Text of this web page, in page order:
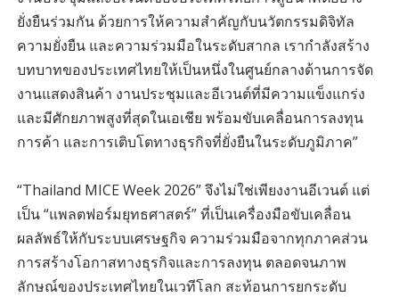
ยั่งยืนร่วมกัน ด้วยการให้ความสำคัญกับนวัตกรรมดิจิทัล
ความยั่งยืน และความร่วมมือในระดับสากล เรากำลังสร้าง
บทบาทของประเทศไทยให้เป็นหนึ่งในศูนย์กลางด้านการจัด
งานแสดงสินค้า งานประชุมและอีเวนต์ที่มีความแข็งแกร่ง
และมีศักยภาพสูงที่สุดในเอเชีย พร้อมขับเคลื่อนการลงทุน
การค้า และการเติบโตทางธุรกิจที่ยั่งยืนในระดับภูมิภาค”
“Thailand MICE Week 2026” จึงไม่ใช่เพียงงานอีเวนต์ แต่
เป็น “แพลตฟอร์มยุทธศาสตร์” ที่เป็นเครื่องมือขับเคลื่อน
ผลลัพธ์ให้กับระบบเศรษฐกิจ ความร่วมมือจากทุกภาคส่วน
การสร้างโอกาสทางธุรกิจและการลงทุน ตลอดจนภาพ
ลักษณ์ของประเทศไทยในเวทีโลก สะท้อนการยกระดับ